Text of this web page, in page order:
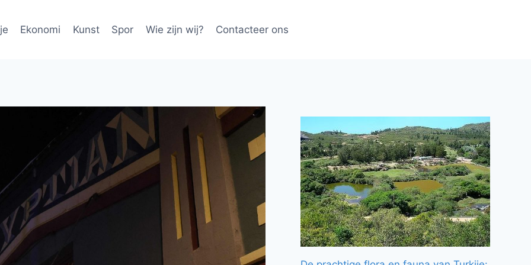
Ekonomi Kunst Spor Wie zijn wij? Contacteer ons